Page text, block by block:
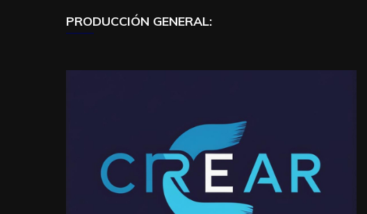
PRODUCCIÓN GENERAL: